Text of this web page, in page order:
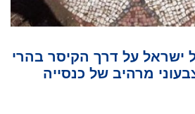
ישראל על דרך הקיסר בהרי
מרהיב של כנסייה